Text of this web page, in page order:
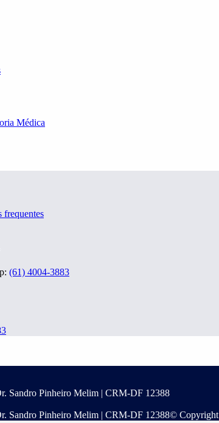
Médica
frequentes
(61) 4004-3883
Sandro Pinheiro Melim | CRM-DF 12388
Sandro Pinheiro Melim | CRM-DF 12388© Copyright